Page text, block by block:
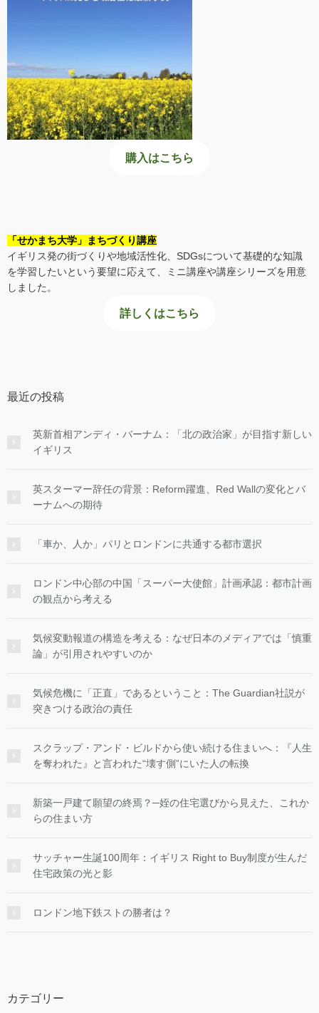
購入はこちら
「せかまち大学」まちづくり講座
イギリス発の街づくりや地域活性化、SDGsについて基礎的な知識
を学習したいという要望に応えて、ミニ講座や講座シリーズを用意
しました。
詳しくはこちら
最近の投稿
英新首相アンディ・バーナム：「北の政治家」が目指す新しい
イギリス
英スターマー辞任の背景：Reform躍進、Red Wallの変化とバ
ーナムへの期待
「車か、人か」パリとロンドンに共通する都市選択
ロンドン中心部の中国「スーパー大使館」計画承認：都市計画
の観点から考える
気候変動報道の構造を考える：なぜ日本のメディアでは「慎重
論」が引用されやすいのか
気候危機に「正直」であるということ：The Guardian社説が
突きつける政治の責任
スクラップ・アンド・ビルドから使い続ける住まいへ：『人生
を奪われた』と言われた“壊す側”にいた人の転換
新築一戸建て願望の終焉？─姪の住宅選びから見えた、これか
らの住まい方
サッチャー生誕100周年：イギリス Right to Buy制度が生んだ
住宅政策の光と影
ロンドン地下鉄ストの勝者は？
カテゴリー